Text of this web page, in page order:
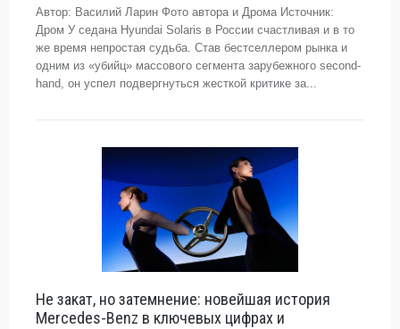
Автор: Василий Ларин Фото автора и Дрома Источник:
Дром У седана Hyundai Solaris в России счастливая и в то
же время непростая судьба. Став бестселлером рынка и
одним из «убийц» массового сегмента зарубежного second-
hand, он успел подвергнуться жесткой критике за...
Не закат, но затемнение: новейшая история
Mercedes-Benz в ключевых цифрах и